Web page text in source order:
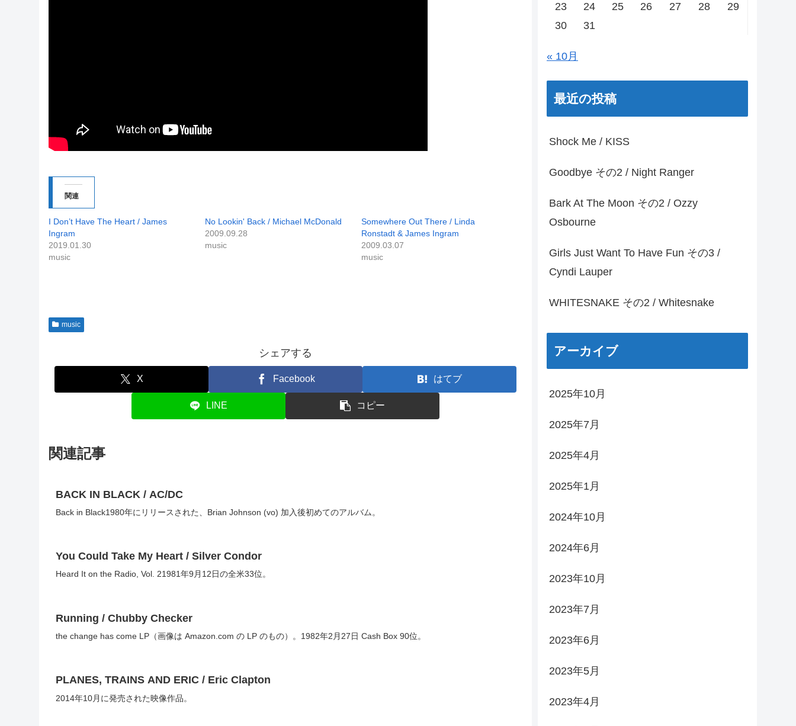
関連
I Don’t Have The Heart / James
Ingram
2019.01.30
music
No Lookin' Back / Michael McDonald
2009.09.28
music
Somewhere Out There / Linda
Ronstadt & James Ingram
2009.03.07
music
music
シェアする
X Facebook はてブ
LINE コピー
関連記事
BACK IN BLACK / AC/DC
Back in Black1980年にリリースされた、Brian Johnson (vo) 加入後初めてのアルバム。
You Could Take My Heart / Silver Condor
Heard It on the Radio, Vol. 21981年9月12日の全米33位。
Running / Chubby Checker
the change has come LP（画像は Amazon.com の LP のもの）。1982年2月27日 Cash Box 90位。
PLANES, TRAINS AND ERIC / Eric Clapton
2014年10月に発売された映像作品。
23
24 25 26 27 28
29
30
31
« 10月
最近の投稿
Shock Me / KISS
Goodbye その2 / Night Ranger
Bark At The Moon その2 / Ozzy
Osbourne
Girls Just Want To Have Fun その3 /
Cyndi Lauper
WHITESNAKE その2 / Whitesnake
アーカイブ
2025年10月
2025年7月
2025年4月
2025年1月
2024年10月
2024年6月
2023年10月
2023年7月
2023年6月
2023年5月
2023年4月